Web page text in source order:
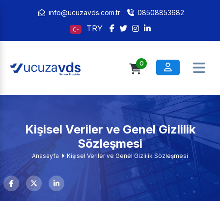
info@ucuzavds.com.tr 08508853682
TRY
0
Kişisel Veriler ve Genel Gizlilik
Sözleşmesi
Anasayfa Kişisel Veriler ve Genel Gizlilik Sözleşmesi